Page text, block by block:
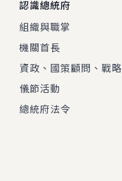
認識總統府
組織與職掌
機關首長
資政、國策顧問、戰
儀節活動
總統府法令